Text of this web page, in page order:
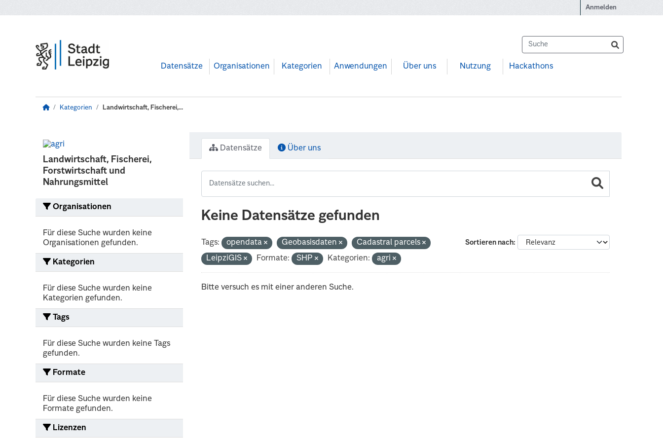
Anmelden
Datensätze Organisationen Kategorien Anwendungen Über uns Nutzung Hackathons
Kategorien Landwirtschaft, Fischerei,...
Landwirtschaft, Fischerei,
Forstwirtschaft und
Nahrungsmittel
Organisationen
Für diese Suche wurden keine
Organisationen gefunden.
Kategorien
Für diese Suche wurden keine
Kategorien gefunden.
Tags
Für diese Suche wurden keine Tags
gefunden.
Formate
Für diese Suche wurden keine
Formate gefunden.
Lizenzen
Datensätze Über uns
Keine Datensätze gefunden
Sortieren nach
Tags: opendata Geobasisdaten
Cadastral parcels
LeipziGIS
Formate: SHP Kategorien: agri
Bitte versuch es mit einer anderen Suche.